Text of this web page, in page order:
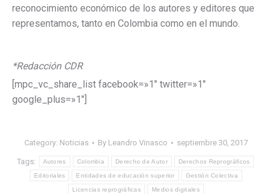
reconocimiento económico de los autores y editores que
representamos, tanto en Colombia como en el mundo.
*Redacción CDR
[mpc_vc_share_list facebook=»1″ twitter=»1″
google_plus=»1″]
Category: Noticias By Leandro Vinasco septiembre 30, 2017
Tags: Autores Colombia Derecho de Autor Derechos Reprográficos
Editoriales Entidades de educación superior Gestión Colectiva
Licencias reprográficas Medios digitales